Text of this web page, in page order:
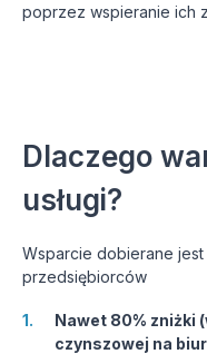
poprzez wspieranie ich
Dlaczego
usługi?
Wsparcie dobierane
przedsiębiorców
1.
Nawet 80% zniżki
czynszowej na